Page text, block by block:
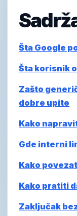
Šta Google
Šta korisnik
Zašto
dobre upite
Kako
Gde interni
Kako
Kako pratiti
Zaključak